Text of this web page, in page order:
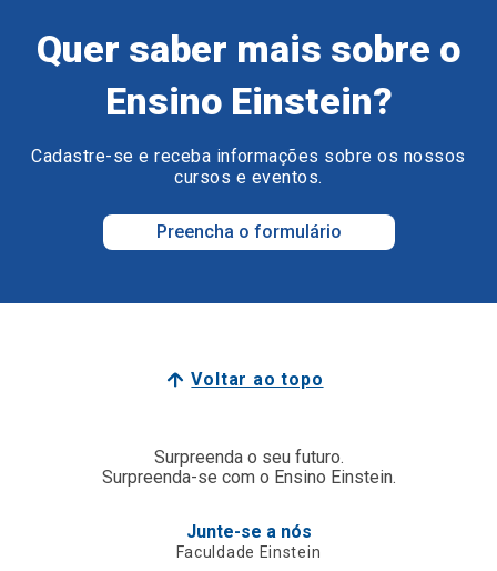
Quer saber mais sobre o
Ensino Einstein?
Cadastre-se e receba informações sobre os nossos
cursos e eventos.
Preencha o formulário
Voltar ao topo
Surpreenda o seu futuro.
Surpreenda-se com o Ensino Einstein.
Junte-se a nós
Faculdade Einstein